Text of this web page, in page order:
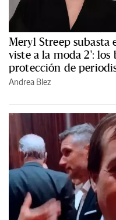
Meryl Streep subasta
viste a la moda 2':
protección de
Andrea Blez